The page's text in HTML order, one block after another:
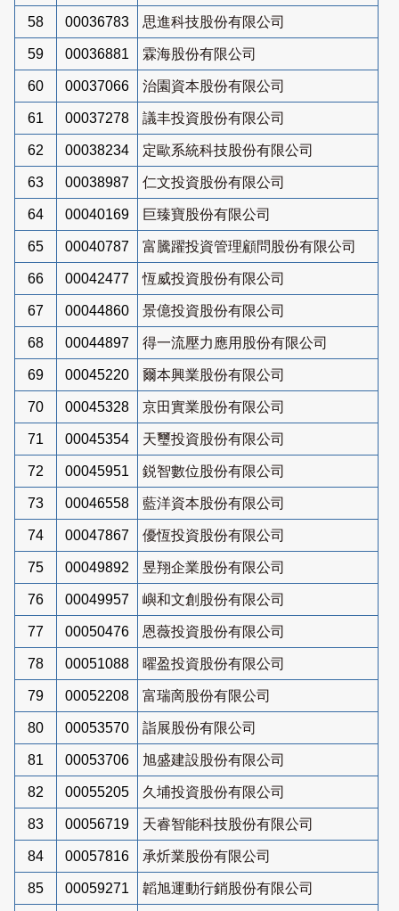
58 00036783 思進科技股份有限公司
59 00036881 霖海股份有限公司
60 00037066 治園資本股份有限公司
61 00037278 議丰投資股份有限公司
62 00038234 定歐系統科技股份有限公司
63 00038987 仁文投資股份有限公司
64 00040169 巨臻寶股份有限公司
65 00040787 富騰躍投資管理顧問股份有限公司
66 00042477 恆威投資股份有限公司
67 00044860 景億投資股份有限公司
68 00044897 得一流壓力應用股份有限公司
69 00045220 爾本興業股份有限公司
70 00045328 京田實業股份有限公司
71 00045354 天璽投資股份有限公司
72 00045951 鋭智數位股份有限公司
73 00046558 藍洋資本股份有限公司
74 00047867 優恆投資股份有限公司
75 00049892 昱翔企業股份有限公司
76 00049957 嶼和文創股份有限公司
77 00050476 恩薇投資股份有限公司
78 00051088 曜盈投資股份有限公司
79 00052208 富瑞啇股份有限公司
80 00053570 詣展股份有限公司
81 00053706 旭盛建設股份有限公司
82 00055205 久埔投資股份有限公司
83 00056719 天睿智能科技股份有限公司
84 00057816 承炘業股份有限公司
85 00059271 韜旭運動行銷股份有限公司